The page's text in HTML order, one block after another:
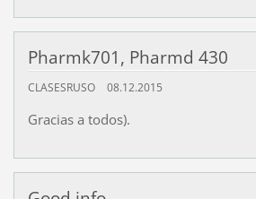
Pharmk701, Pharmd 430
CLASESRUSO 08.12.2015
Gracias a todos).